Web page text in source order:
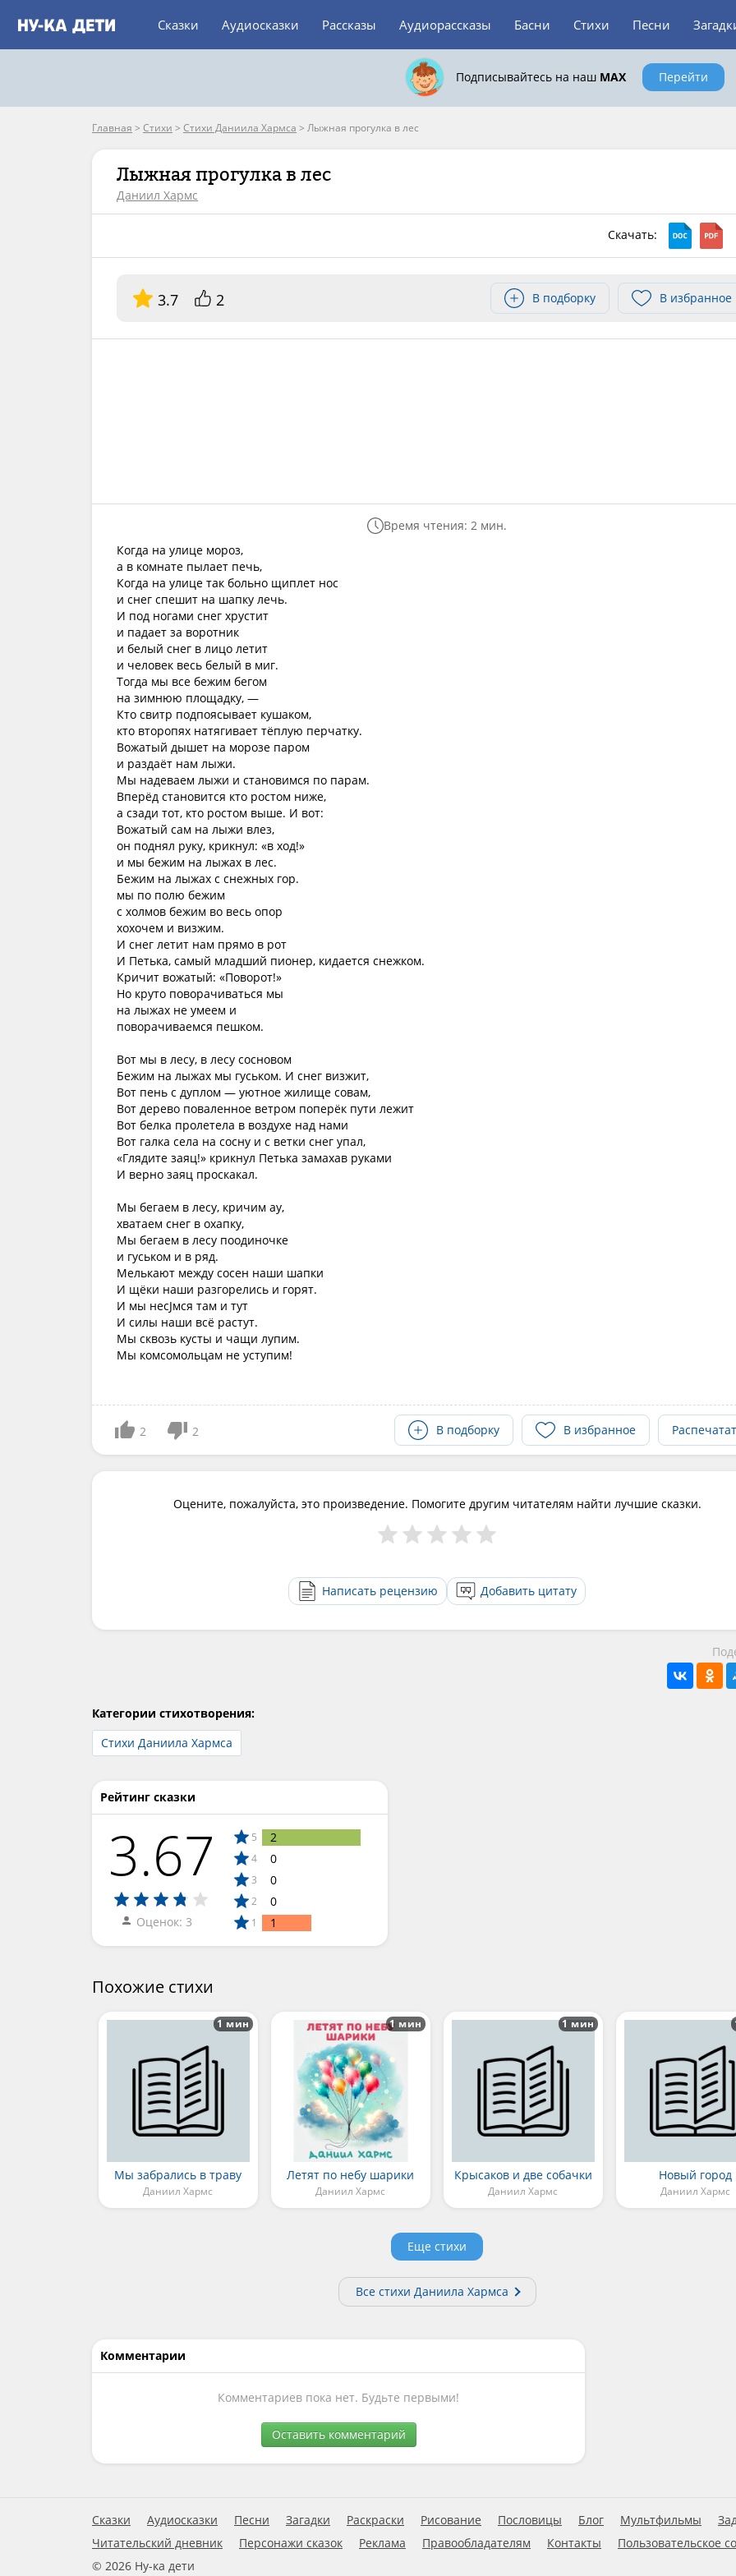
Сказки Аудиосказки Рассказы Аудиорассказы Басни Стихи Песни
Подписывайтесь на наш MAX Перейти
Главная > Стихи > Стихи Даниила Хармса > Лыжная прогулка в лес
Лыжная прогулка в лес
Даниил Хармс
Скачать:
3.7 2 В подборку В избранное
Время чтения: 2 мин.
Когда на улице мороз,
а в комнате пылает печь,
Когда на улице так больно щиплет нос
и снег спешит на шапку лечь.
И под ногами снег хрустит
и падает за воротник
и белый снег в лицо летит
и человек весь белый в миг.
Тогда мы все бежим бегом
на зимнюю площадку, —
Кто свитр подпоясывает кушаком,
кто второпях натягивает тёплую перчатку.
Вожатый дышет на морозе паром
и раздаёт нам лыжи.
Мы надеваем лыжи и становимся по парам.
Вперёд становится кто ростом ниже,
а сзади тот, кто ростом выше. И вот:
Вожатый сам на лыжи влез,
он поднял руку, крикнул: «в ход!»
и мы бежим на лыжах в лес.
Бежим на лыжах с снежных гор.
мы по полю бежим
с холмов бежим во весь опор
хохочем и визжим.
И снег летит нам прямо в рот
И Петька, самый младший пионер, кидается снежком.
Кричит вожатый: «Поворот!»
Но круто поворачиваться мы
на лыжах не умеем и
поворачиваемся пешком.
Вот мы в лесу, в лесу сосновом
Бежим на лыжах мы гуськом. И снег визжит,
Вот пень с дуплом — уютное жилище совам,
Вот дерево поваленное ветром поперёк пути лежит
Вот белка пролетела в воздухе над нами
Вот галка села на сосну и с ветки снег упал,
«Глядите заяц!» крикнул Петька замахав руками
И верно заяц проскакал.
Мы бегаем в лесу, кричим ау,
хватаем снег в охапку,
Мы бегаем в лесу поодиночке
и гуськом и в ряд.
Мелькают между сосен наши шапки
И щёки наши разгорелись и горят.
И мы несЈмся там и тут
И силы наши всё растут.
Мы сквозь кусты и чащи лупим.
Мы комсомольцам не уступим!
2 2 В подборку В избранное
Оцените, пожалуйста, это произведение. Помогите другим читателям найти лучшие сказки.
Написать рецензию Добавить цитату
Категории стихотворения:
Стихи Даниила Хармса
Рейтинг сказки
3.67
Оценок: 3
5 2
4 0
3 0
2 0
1 1
Похожие стихи
Мы забрались в траву
Даниил Хармс
1 мин
Летят по небу шарики
Даниил Хармс
1 мин
Крысаков и две собачки
Даниил Хармс
1 мин
Новый город
Даниил Хармс
Еще стихи
Все стихи Даниила Хармса
Комментарии
Комментариев пока нет. Будьте первыми!
Оставить комментарий
Сказки Аудиосказки Песни Загадки Раскраски Рисование Пословицы Блог Мультфильмы
Читательский дневник
Персонажи сказок Реклама Правообладателям Контакты
Пользовательское
© 2026 Ну-ка дети